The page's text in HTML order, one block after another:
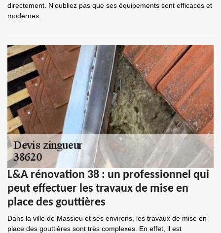
directement. N'oubliez pas que ses équipements sont efficaces et
modernes.
L&A rénovation 38 : un professionnel qui
peut effectuer les travaux de mise en
place des gouttières
Dans la ville de Massieu et ses environs, les travaux de mise en
place des gouttières sont très complexes. En effet, il est